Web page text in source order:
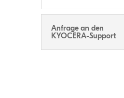
Anfrage an den
KYOCERA-Support